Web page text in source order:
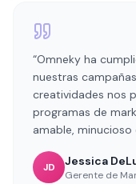
“Omneky ha
nuestras
creatividades nos
programas de
amable,
JD Jessica
Gerente de